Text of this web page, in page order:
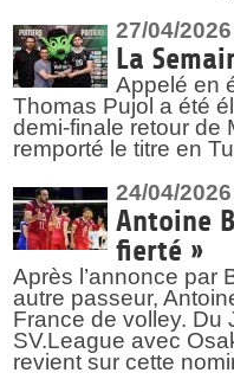
27/04/2026
La
Appelé en
Thomas Pujol a été
demi-finale retour de
remporté le titre en
24/04/2026
Antoine
fierté »
Après l’annonce par
autre passeur,
France de volley. Du
SV.League avec
revient sur cette